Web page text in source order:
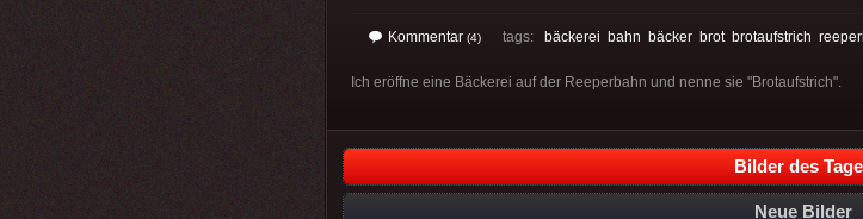
Kommentar (4) tags: bäckerei bahn bäcker brot brotaufstrich
Ich eröffne eine Bäckerei auf der Reeperbahn und nenne sie "Brotaufstrich".
Bilder des
Neue Bilder